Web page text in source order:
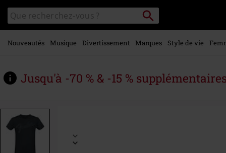
contenu
principal
Rechercher
sur
le
catalogue
Rechercher
Nouveautés Musique Divertissement Marques Style de vie
Jusqu'à -70 % & -15 %
www.large.be/fr/p/imprim%C3%A9-
594511.html